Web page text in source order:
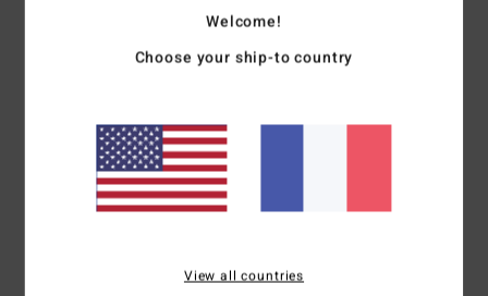
polyester recyclé provenant de chutes de textiles et de
L'alliance parfaite entre confort et performance
de légèreté et un séchage rapide
Coupe :coupe Performance fit, une coupe conçue pour
un minimum de coutures et un maximum de stretch et de
performance
15", coupe courte
Welcome!
Choose your ship-to country
View all countries